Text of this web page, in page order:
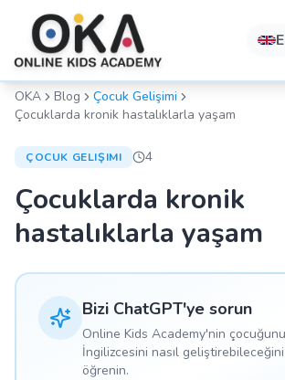
OKA Blog
Çocuk Gelişimi
Çocuklarda kronik hastalıklarla yaşam
ÇOCUK GELIŞIMI 4
Çocuklarda kronik
hastalıklarla yaşam
Bizi ChatGPT'ye sorun
Online Kids Academy'nin
İngilizcesini nasıl
öğrenin.